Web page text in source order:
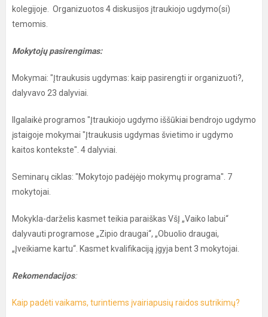
kolegijoje. Organizuotos 4 diskusijos įtraukiojo ugdymo(si)
temomis.
Mokytojų pasirengimas:
Mokymai: "Įtraukusis ugdymas: kaip pasirengti ir organizuoti?,
dalyvavo 23 dalyviai.
Ilgalaikė programos "Įtraukiojo ugdymo iššūkiai bendrojo ugdymo
įstaigoje mokymai "Įtraukusis ugdymas švietimo ir ugdymo
kaitos kontekste". 4 dalyviai.
Seminarų ciklas: "Mokytojo padėjėjo mokymų programa". 7
mokytojai.
Mokykla-darželis kasmet teikia paraiškas VšĮ „Vaiko labui“
dalyvauti programose „Zipio draugai“, „Obuolio draugai,
„Įveikiame kartu“. Kasmet kvalifikaciją įgyja bent 3 mokytojai.
Rekomendacijos:
Kaip padėti vaikams, turintiems įvairiapusių raidos sutrikimų?